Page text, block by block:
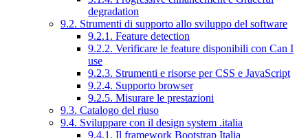
degradation
9.2. Strumenti di supporto allo sviluppo del software
9.2.1. Feature detection
9.2.2. Verificare le feature disponibili con Can I
use
9.2.3. Strumenti e risorse per CSS e JavaScript
9.2.4. Supporto browser
9.2.5. Misurare le prestazioni
9.3. Catalogo del riuso
9.4. Sviluppare con il design system .italia
9.4.1. Il framework Bootstrap Italia